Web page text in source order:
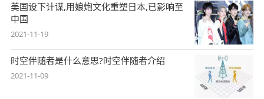
美国设下计谋,用娘炮文化重塑日本,已影响至
中国
2021-11-19
时空伴随者是什么意思?时空伴随者介绍
2021-11-09